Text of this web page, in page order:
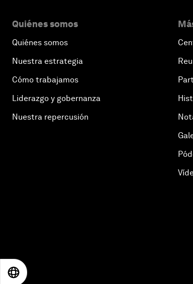
Quiénes somos
Quiénes somos
Nuestra estrategia
Cómo trabajamos
Liderazgo y gobernanza
Nuestra repercusión